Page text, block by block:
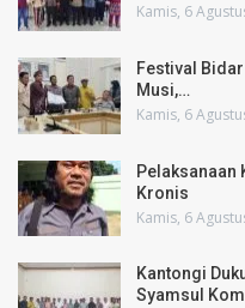
Kamis, 6
Festival
Musi,…
Kamis, 6
Pelaksanaan
Kronis
Kamis, 6
Kantongi
Syamsul